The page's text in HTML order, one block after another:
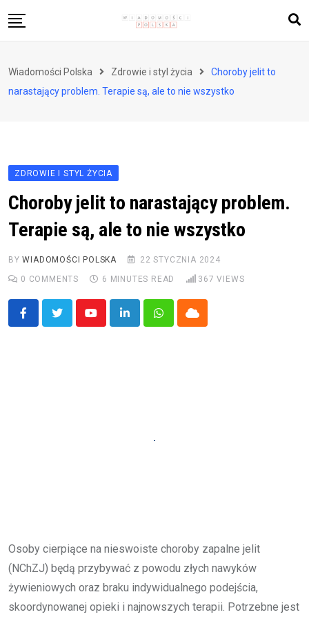
to
Zdrowie i styl życia
Wiadomości Polska Zdrowie i styl życia
Choroby jelit to
narastający problem. Terapie są, ale to nie wszystko
ZDROWIE I STYL ŻYCIA
Choroby jelit to narastający problem.
Terapie są, ale to nie wszystko
BYWIADOMOŚCI POLSKA
22 STYCZNIA 2024
0 COMMENTS 6 MINUTES READ 367 VIEWS
YoutubeLinkedInWhatsappCloud
Osoby cierpiące na nieswoiste choroby zapalne jelit
(NChZJ) będą przybywać z powodu złych nawyków
żywieniowych oraz braku indywidualnego podejścia,
skoordynowanej opieki i najnowszych terapii. Potrzebne jest